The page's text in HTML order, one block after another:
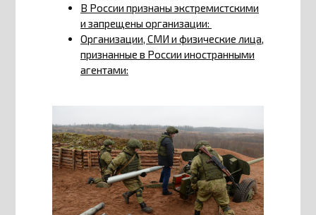
В России признаны экстремистскими
и запрещены организации:
Организации, СМИ и физические лица,
признанные в России иностранными
агентами: